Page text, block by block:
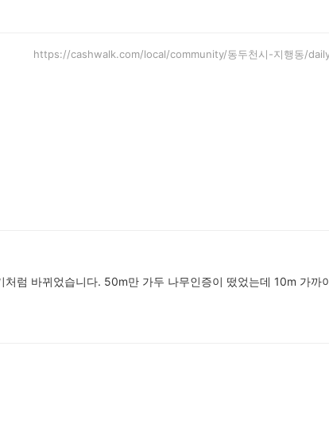
https://cashwalk.com/local/community/동두천시-지행동/
처럼 바뀌었습니다. 50m만 가두 나무인증이 떴었는데 10m 가까